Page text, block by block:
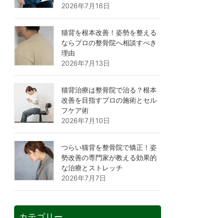
2026年7月16日
猫背を根本改善！姿勢を整える
ならプロの整骨院へ相談すべき
理由
2026年7月13日
猫背治療は整骨院で治る？根本
改善を目指すプロの施術とセル
フケア術
2026年7月10日
つらい猫背を整骨院で矯正！姿
勢改善の専門家が教える効果的
な治療とストレッチ
2026年7月7日